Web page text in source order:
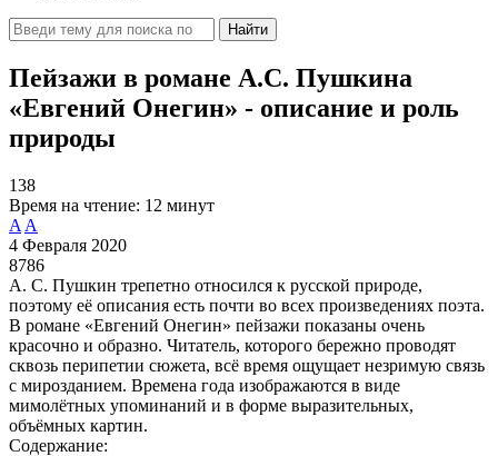
Найти
Пейзажи в романе А.С. Пушкина
«Евгений Онегин» - описание и роль
природы
138
Время на чтение: 12 минут
A A
4 Февраля 2020
8786
А. С. Пушкин трепетно относился к русской природе,
поэтому её описания есть почти во всех произведениях поэта.
В романе «Евгений Онегин» пейзажи показаны очень
красочно и образно. Читатель, которого бережно проводят
сквозь перипетии сюжета, всё время ощущает незримую связь
с мирозданием. Времена года изображаются в виде
мимолётных упоминаний и в форме выразительных,
объёмных картин.
Содержание: